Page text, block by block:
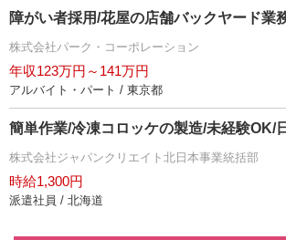
障がい者採用/花屋の店舗バックヤード業
株式会社パーク・コーポレーション
年収123万円～141万円
アルバイト・パート / 東京都
簡単作業/冷凍コロッケの製造/未経験OK/
株式会社ジャパンクリエイト北日本事業統括部
時給1,300円
派遣社員 / 北海道